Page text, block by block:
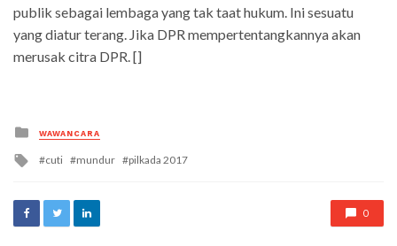
publik sebagai lembaga yang tak taat hukum. Ini sesuatu
yang diatur terang. Jika DPR mempertentangkannya akan
merusak citra DPR. []
Posted
in
WAWANCARA
Tagged
cuti mundur pilkada 2017
0